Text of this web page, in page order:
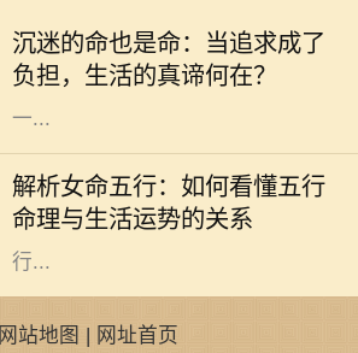
沉迷的命也是命：当追求成了
负担，生活的真谛何在？
业，不惜陷入沉迷的状态。沉迷看似
是对某件事的热爱，但当热爱演变为
一...
解析女命五行：如何看懂五行
命理与生活运势的关系
在中国传统命理学中，五行是理解命
运的重要工具。五行分别为金、木、
水、火、土，它们相互生克，影响着
每个人的命运。特别是女性命理，五
行...
网站地图 | 网址首页